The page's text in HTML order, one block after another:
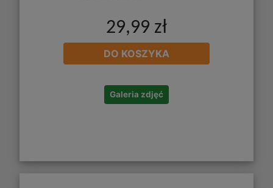
29,99 zł
DO KOSZYKA
Galeria zdjęć